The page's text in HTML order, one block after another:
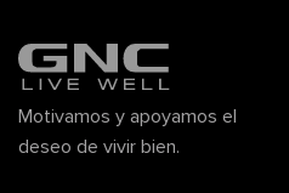
Motivamos y apoyamos el
deseo de vivir bien.